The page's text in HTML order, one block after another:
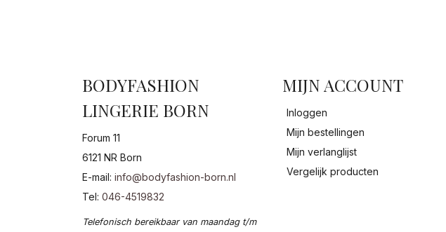
BODYFASHION
LINGERIE BORN
Forum 11
6121 NR Born
E-mail: info@bodyfashion-born.nl
Tel: 046-4519832
Telefonisch bereikbaar van maandag t/m
MIJN ACCOUNT
Inloggen
Mijn bestellingen
Mijn verlanglijst
Vergelijk producten